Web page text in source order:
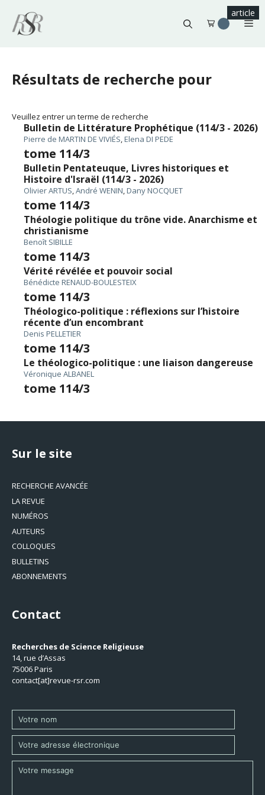
contenu
Résultats de recherche pour
Veuillez entrer un terme de recherche
article
Bulletin de Littérature Prophétique (114/3 - 2026)
Pierre de MARTIN DE VIVIÉS,Elena DI PEDE
tome 114/3
article
Bulletin Pentateuque, Livres historiques et
Histoire d'Israël (114/3 - 2026)
Olivier ARTUS,André WENIN,Dany NOCQUET
tome 114/3
article
Théologie politique du trône vide. Anarchisme et
christianisme
Benoît SIBILLE
tome 114/3
article
Vérité révélée et pouvoir social
Bénédicte RENAUD-BOULESTEIX
tome 114/3
article
Théologico-politique : réflexions sur l’histoire
récente d’un encombrant
Denis PELLETIER
tome 114/3
article
Le théologico-politique : une liaison dangereuse
Véronique ALBANEL
tome 114/3
Sur le site
RECHERCHE AVANCÉE
LA REVUE
NUMÉROS
AUTEURS
COLLOQUES
BULLETINS
ABONNEMENTS
Contact
Recherches de Science Religieuse
14, rue d’Assas
75006 Paris
contact[at]revue-rsr.com